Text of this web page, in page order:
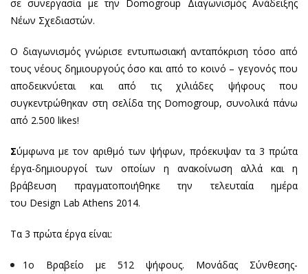
σε συνεργασία με την Domogroup Διαγωνισμός Ανάδειξης
Νέων Σχεδιαστών.
Ο διαγωνισμός γνώρισε εντυπωσιακή ανταπόκριση τόσο από
τους νέους δημιουργούς όσο και από το κοινό – γεγονός που
αποδεικνύεται και από τις χιλιάδες ψήφους που
συγκεντρώθηκαν στη σελίδα της Domogroup, συνολικά πάνω
από 2.500 likes!
Σύμφωνα με τον αριθμό των ψήφων, πρόεκυψαν τα 3 πρώτα
έργα-δημιουργοί των οποίων η ανακοίνωση αλλά και η
βράβευση πραγματοποιήθηκε την τελευταία ημέρα
του Design Lab Athens 2014.
Τα 3 πρώτα έργα είναι:
1ο Βραβείο με 512 ψήφους. Μονάδας Σύνθεσης-